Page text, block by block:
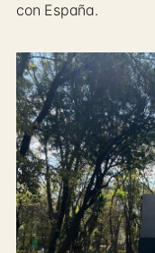
con España.